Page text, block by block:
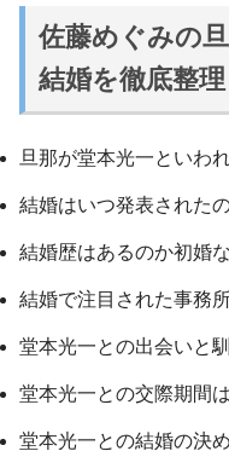
佐藤めぐみの
結婚を徹底整理
旦那が堂本光一といわ
結婚はいつ発表された
結婚歴はあるのか初婚
結婚で注目された事務
堂本光一との出会いと
堂本光一との交際期間
堂本光一との結婚の決